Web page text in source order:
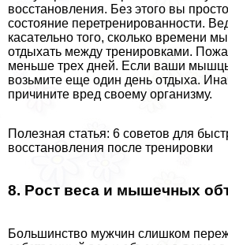
восстановления. Без этого вы
состояние перетренированности.
касательно того, сколько времени
отдыхать между тренировками.
меньше трех дней. Если ваши
возьмите еще один день отдыха.
причините вред своему организму.
Полезная статья: 6 советов для
восстановления после тренировки
8. Рост веса и мышечных
Большинство мужчин слишком